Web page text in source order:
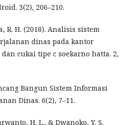
3(2), 206–210.
R. H. (2018). Analisis sistem
dinas pada kantor
cukai tipe c soekarno hatta. 2,
Bangun Sistem Informasi
Dinas. 6(2), 7–11.
H. L., & Dwanoko, Y. S.